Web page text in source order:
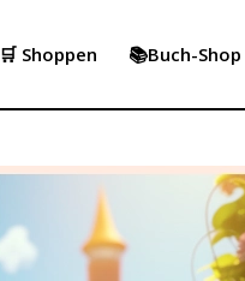
🛒 Shoppen 📚Buch-Shop